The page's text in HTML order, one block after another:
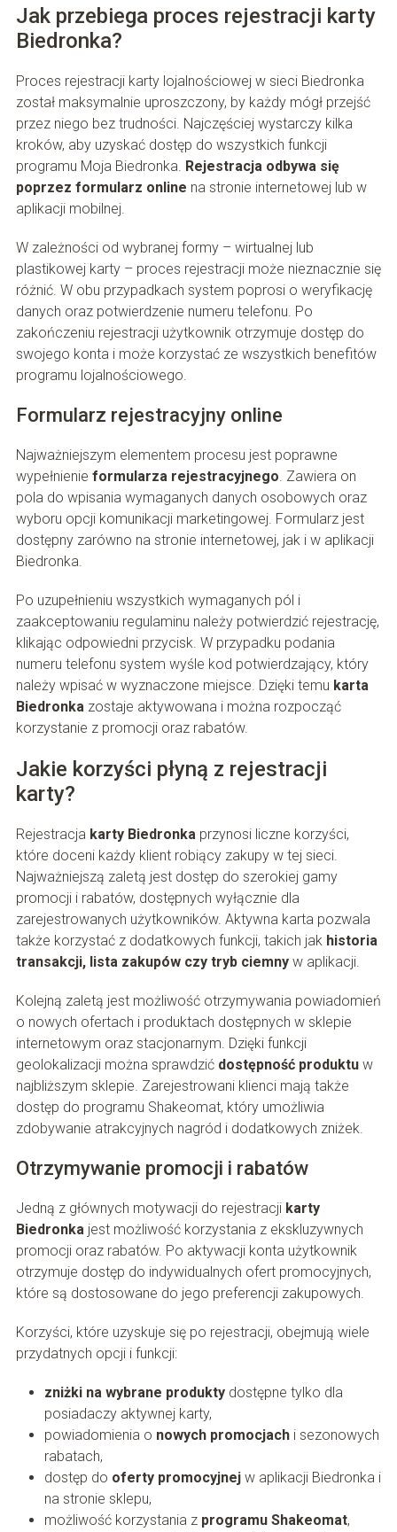
Jak przebiega proces rejestracji karty
Biedronka?
Proces rejestracji karty lojalnościowej w sieci Biedronka
został maksymalnie uproszczony, by każdy mógł przejść
przez niego bez trudności. Najczęściej wystarczy kilka
kroków, aby uzyskać dostęp do wszystkich funkcji
programu Moja Biedronka. Rejestracja odbywa się
poprzez formularz online na stronie internetowej lub w
aplikacji mobilnej.
W zależności od wybranej formy – wirtualnej lub
plastikowej karty – proces rejestracji może nieznacznie się
różnić. W obu przypadkach system poprosi o weryfikację
danych oraz potwierdzenie numeru telefonu. Po
zakończeniu rejestracji użytkownik otrzymuje dostęp do
swojego konta i może korzystać ze wszystkich benefitów
programu lojalnościowego.
Formularz rejestracyjny online
Najważniejszym elementem procesu jest poprawne
wypełnienie formularza rejestracyjnego. Zawiera on
pola do wpisania wymaganych danych osobowych oraz
wyboru opcji komunikacji marketingowej. Formularz jest
dostępny zarówno na stronie internetowej, jak i w aplikacji
Biedronka.
Po uzupełnieniu wszystkich wymaganych pól i
zaakceptowaniu regulaminu należy potwierdzić rejestrację,
klikając odpowiedni przycisk. W przypadku podania
numeru telefonu system wyśle kod potwierdzający, który
należy wpisać w wyznaczone miejsce. Dzięki temu karta
Biedronkazostaje aktywowana i można rozpocząć
korzystanie z promocji oraz rabatów.
Jakie korzyści płyną z rejestracji
karty?
Rejestracja karty Biedronkaprzynosi liczne korzyści,
które doceni każdy klient robiący zakupy w tej sieci.
Najważniejszą zaletą jest dostęp do szerokiej gamy
promocji i rabatów, dostępnych wyłącznie dla
zarejestrowanych użytkowników. Aktywna karta pozwala
także korzystać z dodatkowych funkcji, takich jak historia
transakcji, lista zakupów czy tryb ciemnyw aplikacji.
Kolejną zaletą jest możliwość otrzymywania powiadomień
o nowych ofertach i produktach dostępnych w sklepie
internetowym oraz stacjonarnym. Dzięki funkcji
geolokalizacji można sprawdzić dostępność produktuw
najbliższym sklepie. Zarejestrowani klienci mają także
dostęp do programu Shakeomat, który umożliwia
zdobywanie atrakcyjnych nagród i dodatkowych zniżek.
Otrzymywanie promocji i rabatów
Jedną z głównych motywacji do rejestracji karty
Biedronkajest możliwość korzystania z ekskluzywnych
promocji oraz rabatów. Po aktywacji konta użytkownik
otrzymuje dostęp do indywidualnych ofert promocyjnych,
które są dostosowane do jego preferencji zakupowych.
Korzyści, które uzyskuje się po rejestracji, obejmują wiele
przydatnych opcji i funkcji:
zniżki na wybrane produktydostępne tylko dla
posiadaczy aktywnej karty,
powiadomienia o nowych promocjachi sezonowych
rabatach,
dostęp do oferty promocyjnejw aplikacji Biedronka i
na stronie sklepu,
możliwość korzystania z programu Shakeomat,